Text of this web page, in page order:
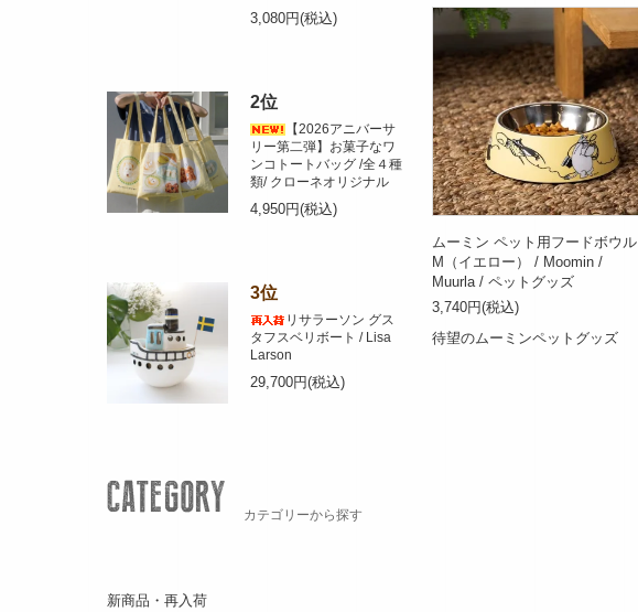
ムーミン ペット用フードボウル
M（イエロー） / Moomin /
Muurla / ペットグッズ
3,740円(税込)
待望のムーミンペットグッズ
3,080円(税込)
2位
【2026アニバーサ
リー第二弾】お菓子なワ
ンコトートバッグ /全４種
類/ クローネオリジナル
4,950円(税込)
3位
リサラーソン グス
タフスベリボート / Lisa
Larson
29,700円(税込)
カテゴリーから探す
新商品・再入荷